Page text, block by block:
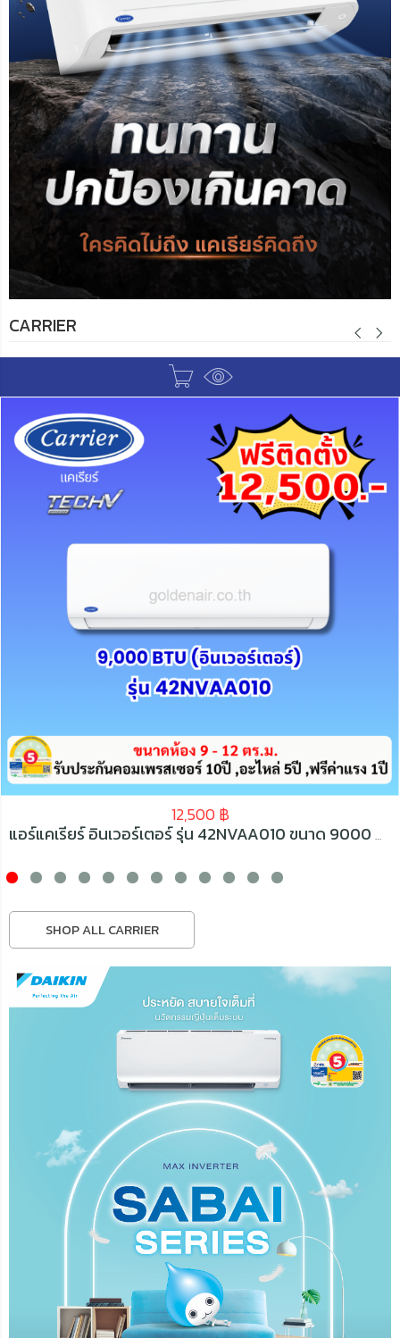
CARRIER
12,500 ฿
แอร์แคเรียร์ อินเวอร์เตอร์ รุ่น 42NVAA010 ขนาด 9000 BTU
SHOP ALL CARRIER